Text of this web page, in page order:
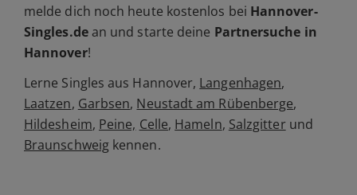
melde dich noch heute kostenlos bei Hannover-
Singles.dean und starte deine Partnersuche in
Hannover!
Lerne Singles aus Hannover, Langenhagen,
Laatzen, Garbsen, Neustadt am Rübenberge,
Hildesheim, Peine, Celle, Hameln, Salzgitter und
Braunschweigkennen.